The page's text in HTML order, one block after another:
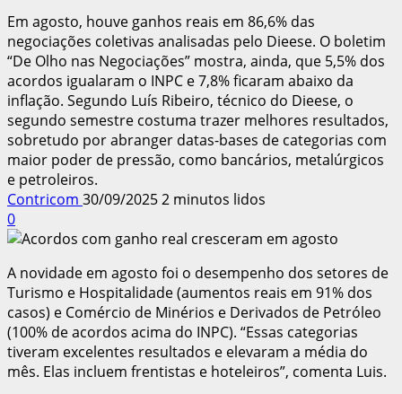
Em agosto, houve ganhos reais em 86,6% das
negociações coletivas analisadas pelo Dieese. O boletim
“De Olho nas Negociações” mostra, ainda, que 5,5% dos
acordos igualaram o INPC e 7,8% ficaram abaixo da
inflação. Segundo Luís Ribeiro, técnico do Dieese, o
segundo semestre costuma trazer melhores resultados,
sobretudo por abranger datas-bases de categorias com
maior poder de pressão, como bancários, metalúrgicos
e petroleiros.
Contricom 30/09/20252 minutos lidos
0
A novidade em agosto foi o desempenho dos setores de
Turismo e Hospitalidade (aumentos reais em 91% dos
casos) e Comércio de Minérios e Derivados de Petróleo
(100% de acordos acima do INPC). “Essas categorias
tiveram excelentes resultados e elevaram a média do
mês. Elas incluem frentistas e hoteleiros”, comenta Luis.